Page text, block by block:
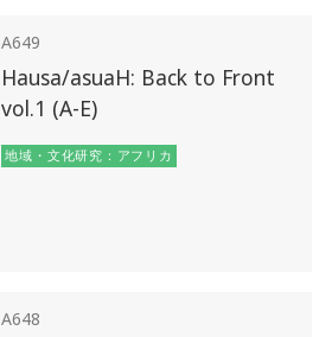
A649
Hausa/asuaH: Back to Front
vol.1 (A-E)
地域・文化研究：アフリカ
A648